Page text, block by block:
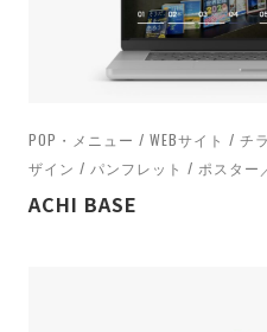
POP・メニュー / WEBサイト /
ザイン / パンフレット / ポスター
ACHI BASE